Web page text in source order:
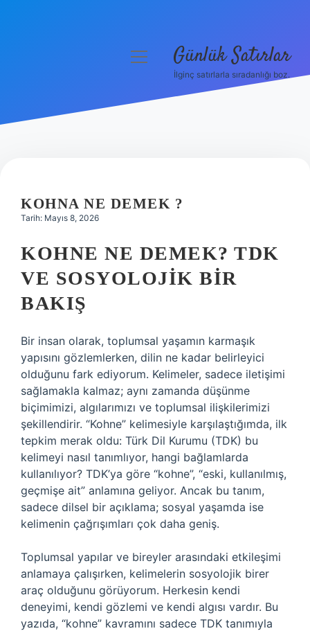
Hakkımızda
menüyü Günlük Satırlar
İlginç satırlarla sıradanlığı boz.
KOHNA NE DEMEK ?
Tarih: Mayıs 8, 2026
KOHNE NE DEMEK? TDK
VE SOSYOLOJIK BIR
BAKIŞ
Bir insan olarak, toplumsal yaşamın karmaşık
yapısını gözlemlerken, dilin ne kadar belirleyici
olduğunu fark ediyorum. Kelimeler, sadece iletişimi
sağlamakla kalmaz; aynı zamanda düşünme
biçimimizi, algılarımızı ve toplumsal ilişkilerimizi
şekillendirir. “Kohne” kelimesiyle karşılaştığımda, ilk
tepkim merak oldu: Türk Dil Kurumu (TDK) bu
kelimeyi nasıl tanımlıyor, hangi bağlamlarda
kullanılıyor? TDK’ya göre “kohne”, “eski, kullanılmış,
geçmişe ait” anlamına geliyor. Ancak bu tanım,
sadece dilsel bir açıklama; sosyal yaşamda ise
kelimenin çağrışımları çok daha geniş.
Toplumsal yapılar ve bireyler arasındaki etkileşimi
anlamaya çalışırken, kelimelerin sosyolojik birer
araç olduğunu görüyorum. Herkesin kendi
deneyimi, kendi gözlemi ve kendi algısı vardır. Bu
yazıda, “kohne” kavramını sadece TDK tanımıyla